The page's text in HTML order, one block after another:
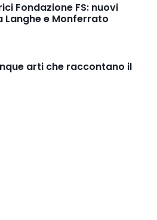
Fondazione FS: nuovi
Langhe e Monferrato
arti che raccontano il